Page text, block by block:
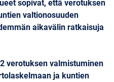
sopivat, että verotuksen
valtionosuuden
aikavälin ratkaisuja
verotuksen valmistuminen
ja kuntien